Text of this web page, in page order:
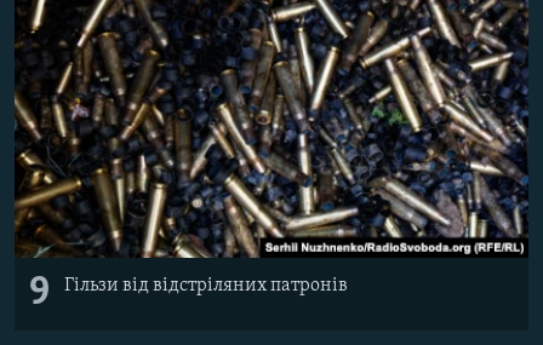
9 Гільзи від відстріляних патронів